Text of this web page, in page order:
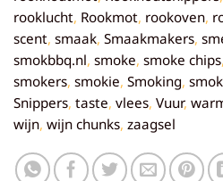
rooklucht, Rookmot, rookoven,
scent, smaak, Smaakmakers,
smokbbq.nl, smoke, smoke chips,
smokers, smokie, Smoking,
Snippers, taste, vlees, Vuur,
wijn, wijn chunks, zaagsel